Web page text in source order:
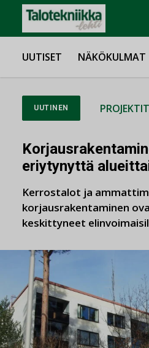
UUTISET NÄKÖKULMAT
UUTINEN PROJEKTIT
eriytynyttä
Kerrostalot ja
korjausrakentaminen
keskittyneet